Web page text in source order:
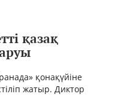
қазақ
қонақүйіне
жатыр. Диктор